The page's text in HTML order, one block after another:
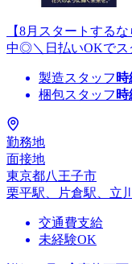
【8月スタートする
中◎＼日払いOKでス
製造スタッフ 時
梱包スタッフ 時
勤務地
面接地
東京都八王子市
栗平駅、片倉駅、立
交通費支給
未経験OK